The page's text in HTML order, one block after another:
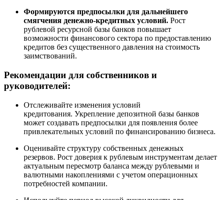
Формируются предпосылки для дальнейшего
смягчения денежно-кредитных условий. Рост
рублевой ресурсной базы банков повышает
возможности финансового сектора по предоставлению
кредитов без существенного давления на стоимость
заимствований.
Рекомендации для собственников и
руководителей:
Отслеживайте изменения условий
кредитования. Укрепление депозитной базы банков
может создавать предпосылки для появления более
привлекательных условий по финансированию бизнеса.
Оценивайте структуру собственных денежных
резервов. Рост доверия к рублевым инструментам делает
актуальным пересмотр баланса между рублевыми и
валютными накоплениями с учетом операционных
потребностей компании.